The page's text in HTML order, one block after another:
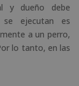
y dueño debe
ejecutan es
a un perro,
lo tanto, en las